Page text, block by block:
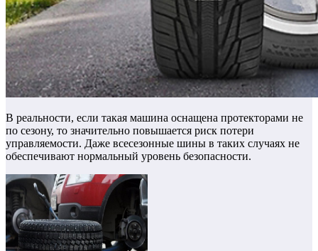
В реальности, если такая машина оснащена протекторами не
по сезону, то значительно повышается риск потери
управляемости. Даже всесезонные шины в таких случаях не
обеспечивают нормальный уровень безопасности.